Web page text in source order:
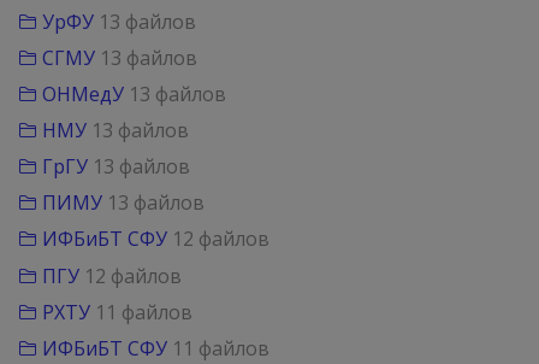
УрФУ 13 файлов
СГМУ 13 файлов
ОНМедУ 13 файлов
НМУ 13 файлов
ГрГУ 13 файлов
ПИМУ 13 файлов
ИФБиБТ СФУ 12 файлов
ПГУ 12 файлов
РХТУ 11 файлов
ИФБиБТ СФУ 11 файлов